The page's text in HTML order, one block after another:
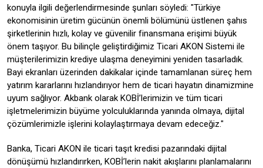
konuyla ilgili değerlendirmesinde şunları söyledi: "Türkiye
ekonomisinin üretim gücünün önemli bölümünü üstlenen şahıs
şirketlerinin hızlı, kolay ve güvenilir finansmana erişimi büyük
önem taşıyor. Bu bilinçle geliştirdiğimiz Ticari AKON Sistemi ile
müşterilerimizin krediye ulaşma deneyimini yeniden tasarladık.
Bayi ekranları üzerinden dakikalar içinde tamamlanan süreç hem
yatırım kararlarını hızlandırıyor hem de ticari hayatın dinamizmine
uyum sağlıyor. Akbank olarak KOBİ’lerimizin ve tüm ticari
işletmelerimizin büyüme yolculuklarında yanında olmaya, dijital
çözümlerimizle işlerini kolaylaştırmaya devam edeceğiz."
Banka, Ticari AKON ile ticari taşıt kredisi pazarındaki dijital
dönüşümü hızlandırırken, KOBİ’lerin nakit akışlarını planlamalarını